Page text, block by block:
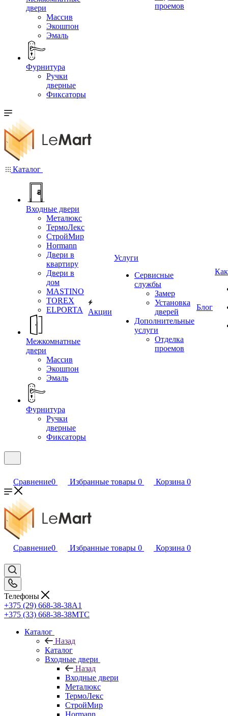
двери
Массив
Экошпон
Эмаль
Фурнитура
Ручки
дверные
Фиксаторы
проемов
Каталог
Входные двери
Металюкс
ТермоЛекс
СтройМир
Hormann
Двери в
квартиру
Двери в
дом
MASTINO
TOREX
ELPORTA
Межкомнатные
двери
Массив
Экошпон
Эмаль
Фурнитура
Ручки
дверные
Фиксаторы
Акции
Услуги
Сервисные
службы
Замер
Установка
дверей
Дополнительные
услуги
Отделка
проемов
Блог
Сравнение0 Избранные товары 0 Корзина 0
Сравнение0 Избранные товары 0 Корзина 0
Телефоны
+375 (29) 668-38-38A1
+375 (33) 668-38-38МТС
Каталог
Назад
Каталог
Входные двери
Назад
Входные двери
Металюкс
ТермоЛекс
СтройМир
Hormann